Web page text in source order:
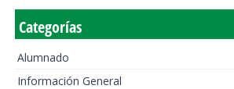
Categorías
Alumnado
Información General